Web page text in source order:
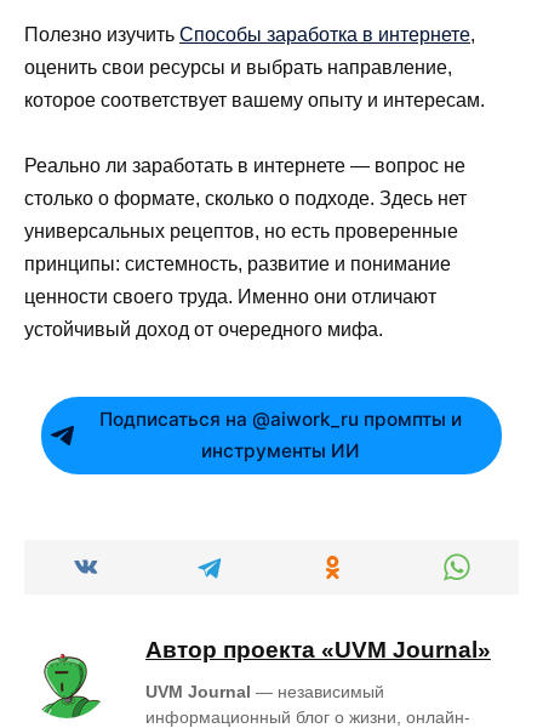
Полезно изучить Способы заработка в интернете,
оценить свои ресурсы и выбрать направление,
которое соответствует вашему опыту и интересам.
Реально ли заработать в интернете — вопрос не
столько о формате, сколько о подходе. Здесь нет
универсальных рецептов, но есть проверенные
принципы: системность, развитие и понимание
ценности своего труда. Именно они отличают
устойчивый доход от очередного мифа.
Подписаться на @aiwork_ru промпты и
инструменты ИИ
Автор проекта «UVM Journal»
UVM Journal — независимый
информационный блог о жизни, онлайн-